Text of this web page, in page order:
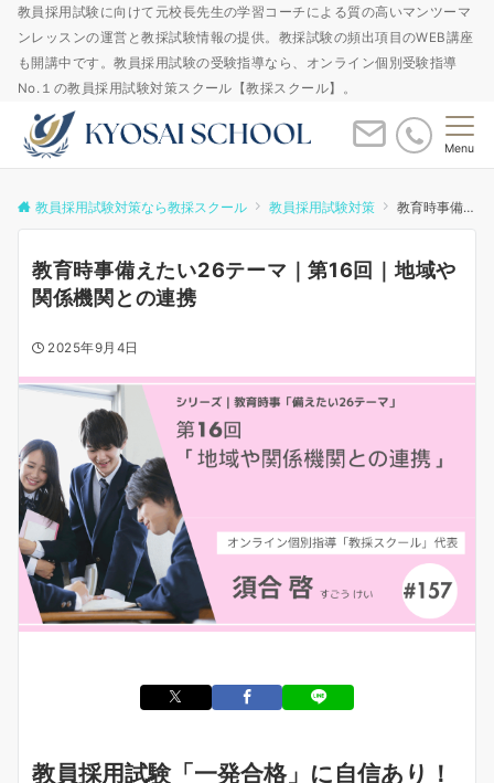
教員採用試験に向けて元校長先生の学習コーチによる質の高いマンツーマ
ンレッスンの運営と教採試験情報の提供。教採試験の頻出項目のWEB講座
も開講中です。教員採用試験の受験指導なら、オンライン個別受験指導
No.１の教員採用試験対策スクール【教採スクール】。
Menu
教員採用試験対策なら教採スクール 教員採用試験対策 教育時事備えたい26テーマ｜第16回｜地域や関係機関との連携
教育時事備えたい26テーマ｜第16回｜地域や
関係機関との連携
2025年9月4日
教員採用試験「一発合格」に自信あり！